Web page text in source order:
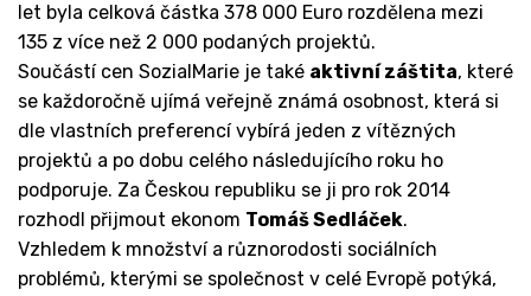
let byla celková částka 378 000 Euro rozdělena mezi
135 z více než 2 000 podaných projektů.
Součástí cen SozialMarie je také aktivní záštita, které
se každoročně ujímá veřejně známá osobnost, která si
dle vlastních preferencí vybírá jeden z vítězných
projektů a po dobu celého následujícího roku ho
podporuje. Za Českou republiku se ji pro rok 2014
rozhodl přijmout ekonom Tomáš Sedláček.
Vzhledem k množství a různorodosti sociálních
problémů, kterými se společnost v celé Evropě potýká,